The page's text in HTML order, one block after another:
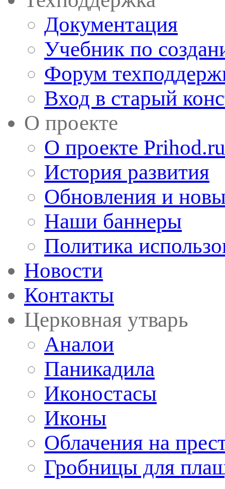
Документация
Учебник по
Форум
Вход в старый
О проекте
О проекте Prihod.ru
История развития
Обновления и
Наши баннеры
Политика
Новости
Контакты
Церковная утварь
Аналои
Паникадила
Иконостасы
Иконы
Облачения на
Гробницы для